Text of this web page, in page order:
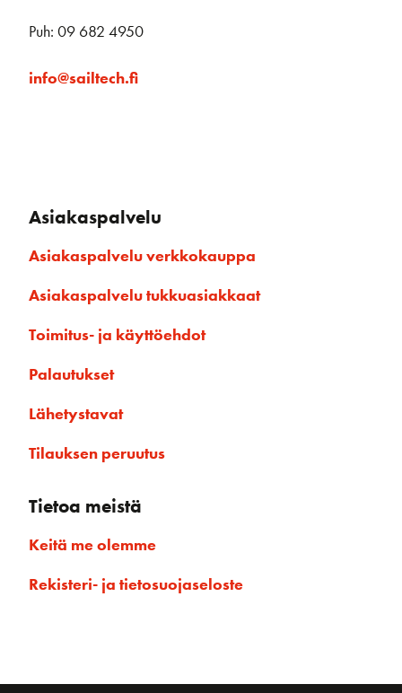
Puh: 09 682 4950
info@sailtech.fi
Asiakaspalvelu
Asiakaspalvelu verkkokauppa
Asiakaspalvelu tukkuasiakkaat
Toimitus- ja käyttöehdot
Palautukset
Lähetystavat
Tilauksen peruutus
Tietoa meistä
Keitä me olemme
Rekisteri- ja tietosuojaseloste